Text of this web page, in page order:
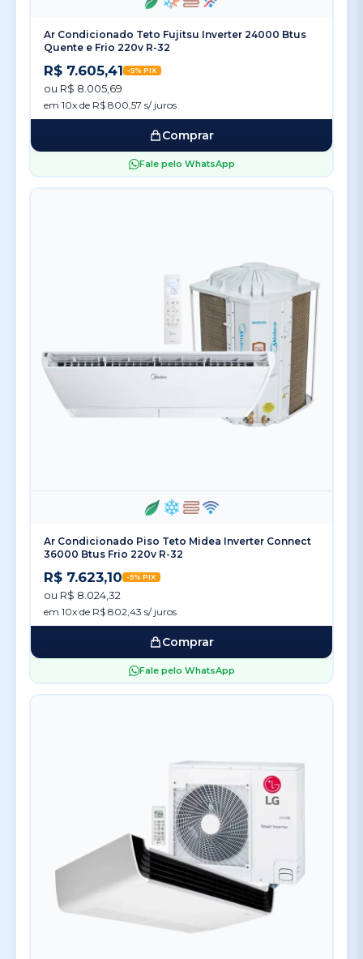
Ar Condicionado Teto Fujitsu Inverter 24000 Btus
Quente e Frio 220v R-32
R$ 7.605,41 -5% PIX
ou R$ 8.005,69
em 10x de R$ 800,57 s/ juros
Comprar
Fale pelo WhatsApp
Ar Condicionado Piso Teto Midea Inverter Connect
36000 Btus Frio 220v R-32
R$ 7.623,10 -5% PIX
ou R$ 8.024,32
em 10x de R$ 802,43 s/ juros
Comprar
Fale pelo WhatsApp